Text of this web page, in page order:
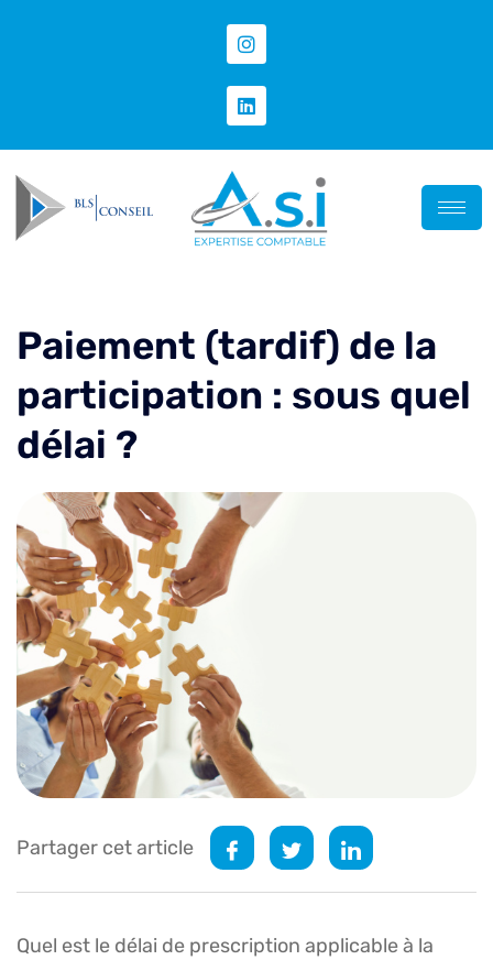
Paiement (tardif) de la
participation : sous quel
délai ?
Partager cet article
Quel est le délai de prescription applicable à la